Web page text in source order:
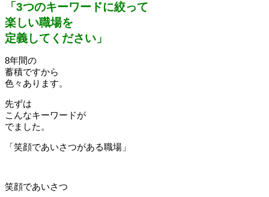
「3つのキーワードに絞って
楽しい職場を
定義してください」
8年間の
蓄積ですから
色々あります。
先ずは
こんなキーワードが
でました。
「笑顔であいさつがある職場」
笑顔であいさつ